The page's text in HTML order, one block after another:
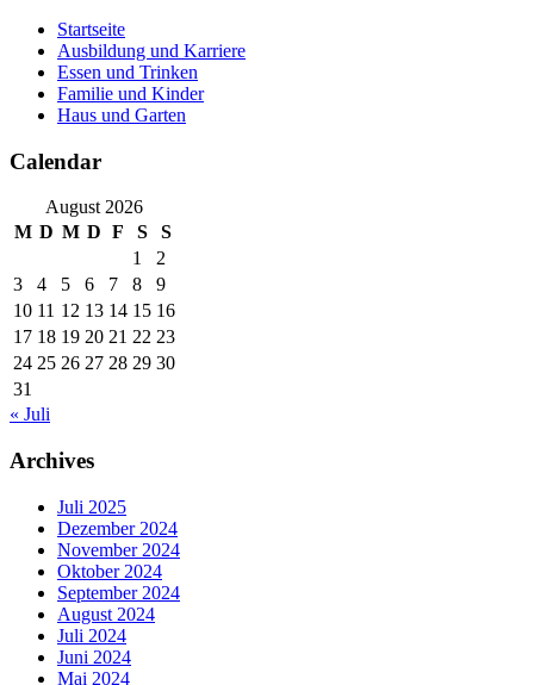
Skip
content
Startseite
Ausbildung und Karriere
Essen und Trinken
Familie und Kinder
Haus und Garten
Calendar
August 2026
M D M D F S
S
1
2
3
4 5 6 7 8
9
10 11 12 13 14 15 16
17 18 19 20 21 22 23
24 25 26 27 28 29 30
31
« Juli
Archives
Juli 2025
Dezember 2024
November 2024
Oktober 2024
September 2024
August 2024
Juli 2024
Juni 2024
Mai 2024